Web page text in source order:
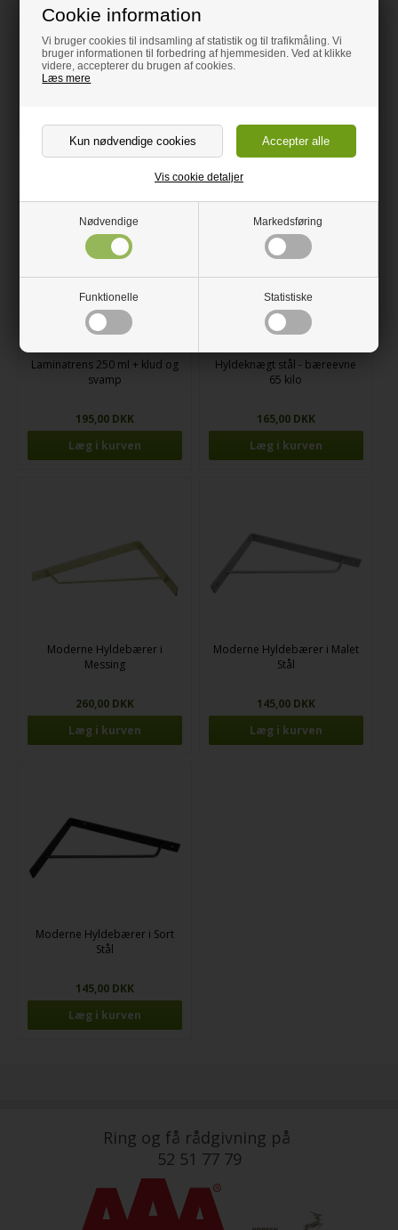
Cookie information
Vi bruger cookies til indsamling af statistik og til trafikmåling. Vi
bruger informationen til forbedring af hjemmesiden. Ved at klikke
videre, accepterer du brugen af cookies.
Læs mere
Nødvendige Markedsføring
Funktionelle Statistiske
Vis cookie detaljer
Alle kompaktlaminat pladerne er fræset på CNC maskine. Det
kanterne på siderne en lille skrå kant (brækket kant), som gør
dem rare at røre ved.
Relaterede varer
Laminatrens 250 ml + klud og
svamp
195,00 DKK
Hyldeknægt stål - bæreevne
65 kilo
165,00 DKK
Moderne Hyldebærer i
Messing
260,00 DKK
Moderne Hyldebærer i Malet
Stål
145,00 DKK
Moderne Hyldebærer i Sort
Stål
145,00 DKK
Ring og få rådgivning på
52 51 77 79